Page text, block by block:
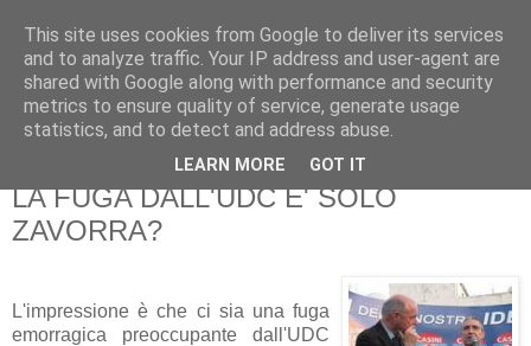
Pippo Bufardeci
La politica a Siracusa e dintorni
sabato 5 dicembre 2009
LA FUGA DALL'UDC E' SOLO
ZAVORRA?
L'impressione è che ci sia una fuga
emorragica preoccupante dall'UDC
This site uses cookies from Google to deliver its services
and to analyze traffic. Your IP address and user-agent are
shared with Google along with performance and security
metrics to ensure quality of service, generate usage
statistics, and to detect and address abuse.
LEARN MORE GOT IT